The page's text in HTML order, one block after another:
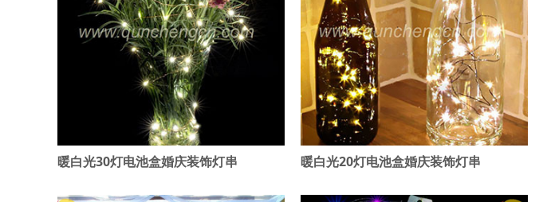
暖白光30灯电池盒婚庆装饰灯串 暖白光20灯电池盒婚庆装饰灯串